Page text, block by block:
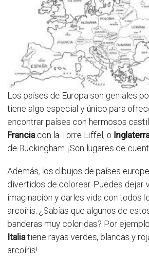
Los países de Europa son geniales
tiene algo especial y único para
encontrar países con hermosos
Francia con la Torre Eiffel, o
de Buckingham. ¡Son lugares de
Además, los dibujos de países
divertidos de colorear. Puedes dejar
imaginación y darles vida con todos
arcoíris. ¿Sabías que algunos de
banderas muy coloridas? Por
Italiatiene rayas verdes, blancas y
arcoíris!